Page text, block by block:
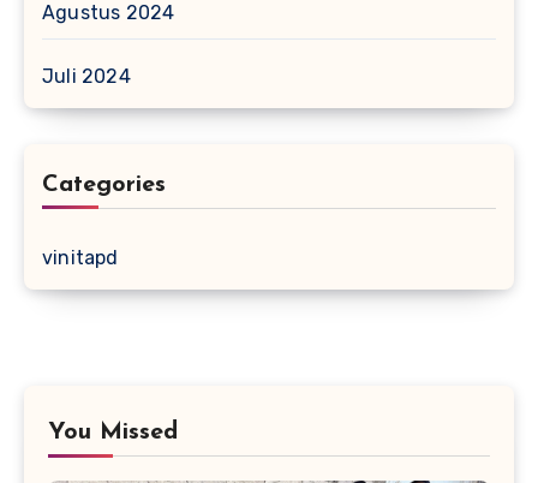
Agustus 2024
Juli 2024
Categories
vinitapd
You Missed